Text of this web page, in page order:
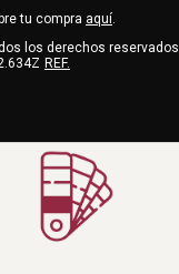
tu compra aquí.
los derechos reservados
REF.